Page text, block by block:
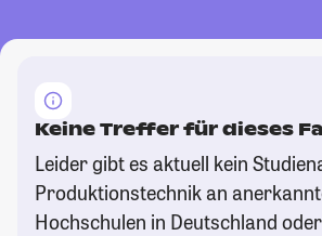
Keine Treffer für dieses
Leider gibt es aktuell kein
Produktionstechnik an
Hochschulen in Deutschland